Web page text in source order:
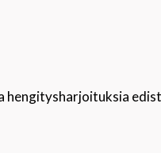
hengitysharjoituksia